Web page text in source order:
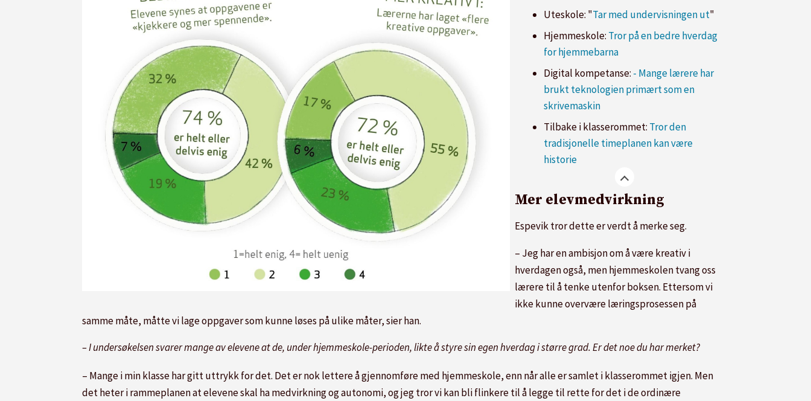
Uteskole: "Tar med undervisningen ut"
Hjemmeskole: Tror på en bedre hverdag
for hjemmebarna
Digital kompetanse: - Mange lærere har
brukt teknologien primært som en
skrivemaskin
Tilbake i klasserommet: Tror den
tradisjonelle timeplanen kan være
historie
Mer elevmedvirkning
Espevik tror dette er verdt å merke seg.
– Jeg har en ambisjon om å være kreativ i
hverdagen også, men hjemmeskolen tvang oss
lærere til å tenke utenfor boksen. Ettersom vi
ikke kunne overvære læringsprosessen på
samme måte, måtte vi lage oppgaver som kunne løses på ulike måter, sier han.
– I undersøkelsen svarer mange av elevene at de, under hjemmeskole-perioden, likte å styre sin egen hverdag i større grad. Er det noe du har merket?
– Mange i min klasse har gitt uttrykk for det. Det er nok lettere å gjennomføre med hjemmeskole, enn når alle er samlet i klasserommet igjen. Men
det heter i rammeplanen at elevene skal ha medvirkning og autonomi, og jeg tror vi kan bli flinkere til å legge til rette for det i de ordinære